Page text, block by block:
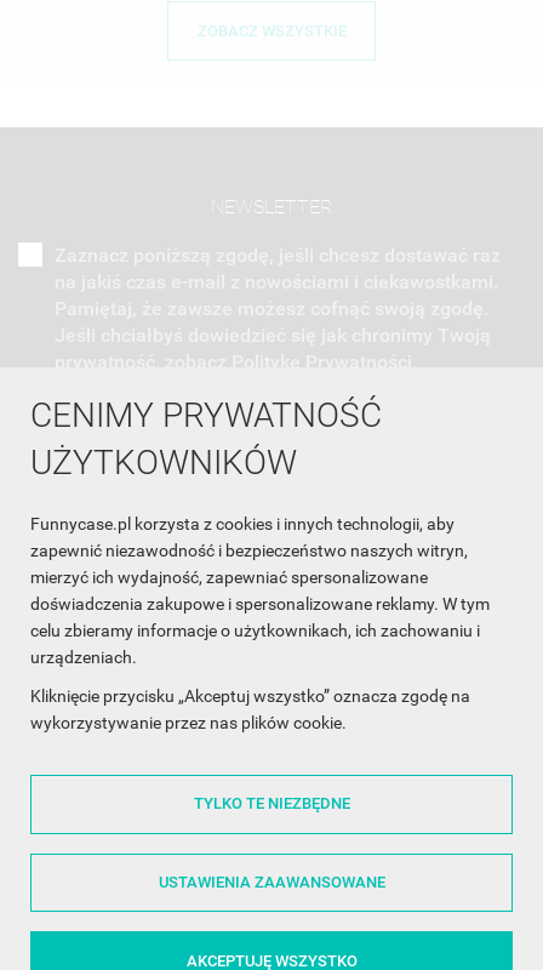
CENIMY PRYWATNOŚĆ
UŻYTKOWNIKÓW
Funnycase.pl korzysta z cookies i innych technologii, aby
zapewnić niezawodność i bezpieczeństwo naszych witryn,
mierzyć ich wydajność, zapewniać spersonalizowane
doświadczenia zakupowe i spersonalizowane reklamy. W tym
celu zbieramy informacje o użytkownikach, ich zachowaniu i
urządzeniach.
Kliknięcie przycisku „Akceptuj wszystko” oznacza zgodę na
wykorzystywanie przez nas plików cookie.
TYLKO TE NIEZBĘDNE
USTAWIENIA ZAAWANSOWANE
AKCEPTUJĘ WSZYSTKO
ZOBACZ WSZYSTKIE
NEWSLETTER
INFORMACJA O SKLEPIE
INFORMACJE
OBSŁUGA KLIENTA
WSPÓŁPRACA
ŚLEDŹ NAS NA FACEBOOKU
Made with❤in Poland